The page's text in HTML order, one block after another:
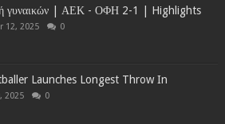
γυναικών | ΑΕΚ - ΟΦΗ 2-1 | Highlights
12, 2025 0
Launches Longest Throw In
2025 0